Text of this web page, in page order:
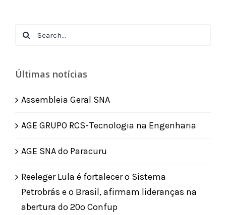
Search
Últimas notícias
Assembleia Geral SNA
AGE GRUPO RCS-Tecnologia na Engenharia
AGE SNA do Paracuru
Reeleger Lula é fortalecer o Sistema
Petrobrás e o Brasil, afirmam lideranças na
abertura do 20º Confup